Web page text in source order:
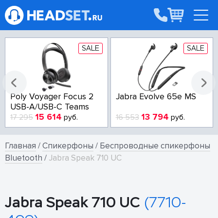
SALE
Poly Voyager Focus 2
USB-A/USB-C Teams
17 295 15 614 руб.
SALE
Jabra Evolve 65e MS
16 553 13 794 руб.
Главная /Спикерфоны / Беспроводные спикерфоны
Bluetooth / Jabra Speak 710 UC
Jabra Speak 710 UC (7710-